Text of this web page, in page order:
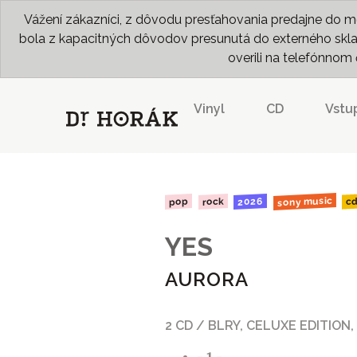
Vážení zákazníci, z dôvodu presťahovania predajne do
bola z kapacitných dôvodov presunutá do externého
overili na telefónnom
Vinyl CD
pop rock 2026 sony music cd
YES
AURORA
2 CD / BLRY, CELUXE